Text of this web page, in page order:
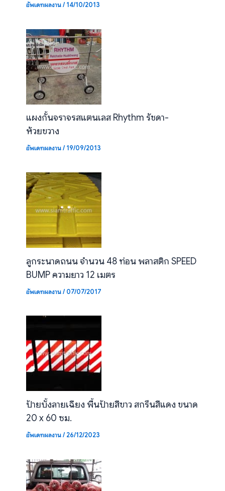
อัพเดทผลงาน/14/10/2013
แผงกั้นจราจรสแตนเลส Rhythm รัชดา-
ห้วยขวาง
อัพเดทผลงาน/19/09/2013
ลูกระนาดถนน จำนวน 48 ท่อน พลาสติก SPEED
BUMP ความยาว 12 เมตร
อัพเดทผลงาน/07/07/2017
ป้ายบั้งลายเฉียง พื้นป้ายสีขาว สกรีนสีแดง ขนาด
20 x 60 ซม.
อัพเดทผลงาน/26/12/2023